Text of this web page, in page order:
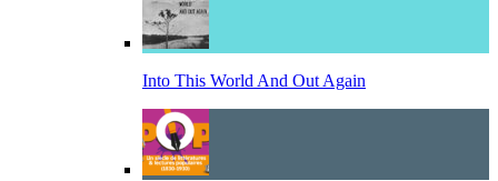
Into This World And Out Again